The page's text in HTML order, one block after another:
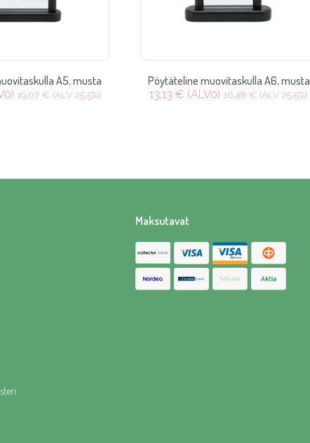
A5, musta
19,07 € (ALV 25.5%)
Pöytäteline muovitaskulla A6, musta
13,13 € (ALV0) 16,48 € (ALV 25.5%)
Maksutavat